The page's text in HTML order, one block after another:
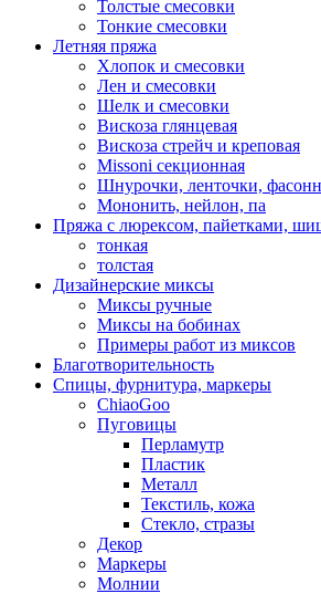
Толстые смесовки
Тонкие смесовки
Летняя пряжа
Хлопок и смесовки
Лен и смесовки
Шелк и смесовки
Вискоза глянцевая
Вискоза стрейч и креповая
Missoni секционная
Шнурочки, ленточки,
Мононить, нейлон, па
Пряжа с люрексом, пайетками,
тонкая
толстая
Дизайнерские миксы
Миксы ручные
Миксы на бобинах
Примеры работ из миксов
Благотворительность
Спицы, фурнитура, маркеры
ChiaoGoo
Пуговицы
Перламутр
Пластик
Металл
Текстиль, кожа
Стекло, стразы
Декор
Маркеры
Молнии